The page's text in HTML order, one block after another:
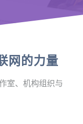
网的力量
室、机构组织与